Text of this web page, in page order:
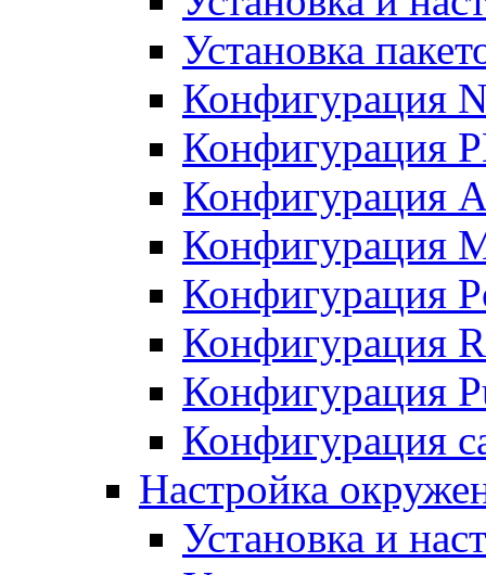
Установка
Конфигурация
Конфигурация
Конфигурация
Конфигурация
Конфигурация
Конфигурация
Конфигурация
Конфигурация
Настройка
Установка и